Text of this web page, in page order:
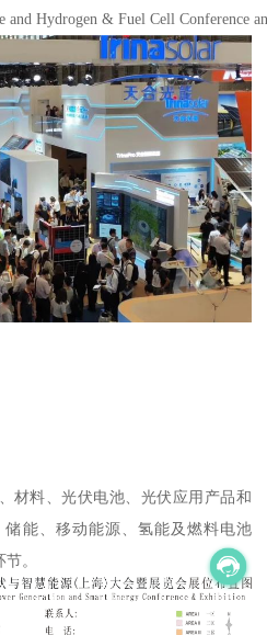
and Hydrogen & Fuel Cell Conference
材料、光伏电池、光伏应用产品和
能、移动能源、氢能及燃料电池
。